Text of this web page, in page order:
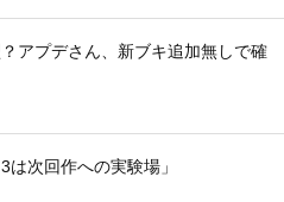
？アプデさん、新ブキ追加無しで確
は次回作への実験場」